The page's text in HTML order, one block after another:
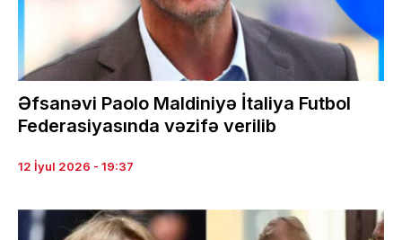
Əfsanəvi Paolo Maldiniyə İtaliya Futbol
Federasiyasında vəzifə verilib
12 İyul 2026 - 19:37